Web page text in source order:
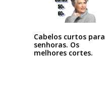
Cabelos curtos para
senhoras. Os
melhores cortes.